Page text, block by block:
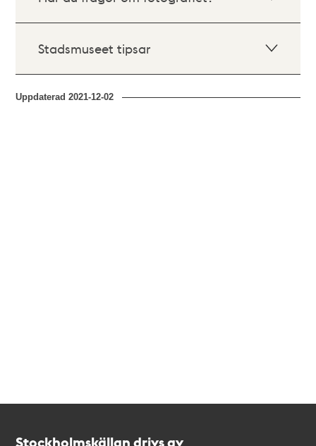
Stadsmuseet tipsar
Uppdaterad2021-12-02
Stockholmskällan drivs av